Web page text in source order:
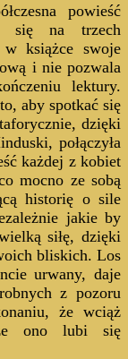
powieść
się na trzech
książce swoje
i nie pozwala
lektury.
aby spotkać się
dzięki
połączyła
każdej z kobiet
mocno ze sobą
historię o sile
jakie by
siłę, dzięki
bliskich. Los
urwany, daje
z pozoru
że wciąż
ono lubi się